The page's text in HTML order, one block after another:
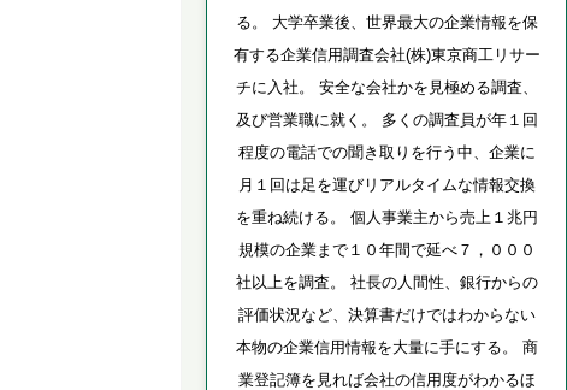
る。 大学卒業後、世界最大の企業情報を保
有する企業信用調査会社(株)東京商工リサー
チに入社。 安全な会社かを見極める調査、
及び営業職に就く。 多くの調査員が年１回
程度の電話での聞き取りを行う中、企業に
月１回は足を運びリアルタイムな情報交換
を重ね続ける。 個人事業主から売上１兆円
規模の企業まで１０年間で延べ７，０００
社以上を調査。 社長の人間性、銀行からの
評価状況など、決算書だけではわからない
本物の企業信用情報を大量に手にする。 商
業登記簿を見れば会社の信用度がわかるほ